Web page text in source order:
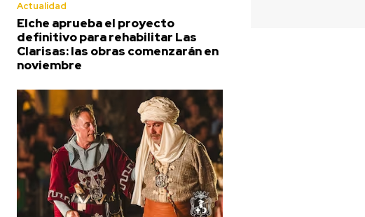
Actualidad
Elche aprueba el proyecto
definitivo para rehabilitar Las
Clarisas: las obras comenzarán en
noviembre